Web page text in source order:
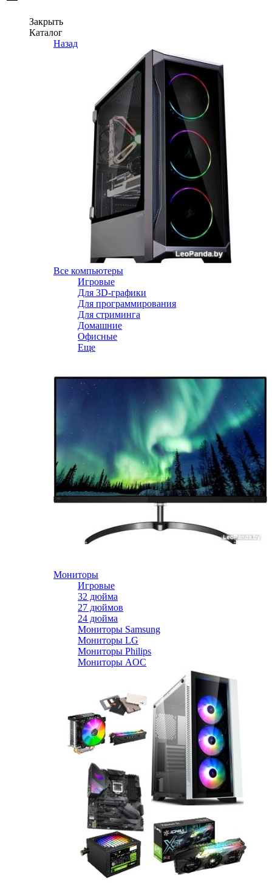
Закрыть
Каталог
Назад
Все компьютеры
Игровые
Для 3D-графики
Для программирования
Для стриминга
Домашние
Офисные
Еще
Мониторы
Игровые
32 дюйма
27 дюймов
24 дюйма
Мониторы Samsung
Мониторы LG
Мониторы Philips
Мониторы AOC